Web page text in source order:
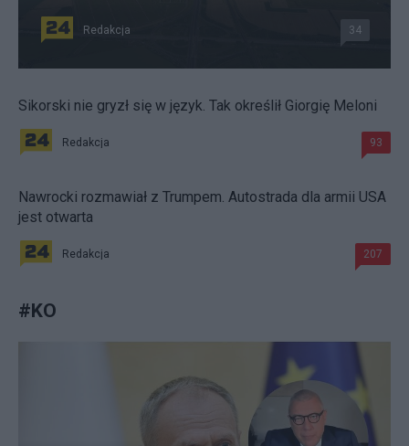
Redakcja 34
Sikorski nie gryzł się w język. Tak określił Giorgię Meloni
Redakcja 93
Nawrocki rozmawiał z Trumpem. Autostrada dla armii USA
jest otwarta
Redakcja 207
#KO